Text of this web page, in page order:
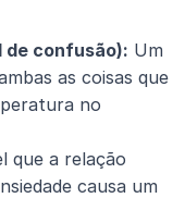
de confusão): Um
as coisas que
no
que a relação
causa um